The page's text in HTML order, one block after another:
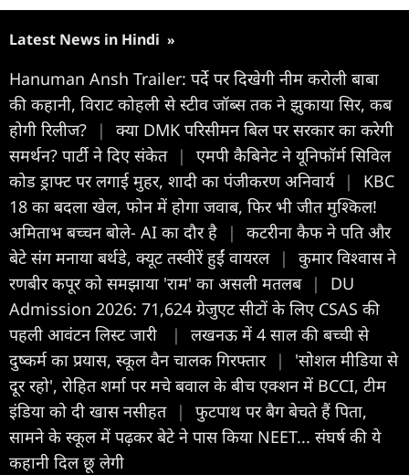
Latest News in Hindi »
Hanuman Ansh Trailer: पर्दे पर दिखेगी नीम करोली बाबा
की कहानी, विराट कोहली से स्टीव जॉब्स तक ने झुकाया सिर, कब
होगी रिलीज?
|
क्या DMK परिसीमन बिल पर सरकार का करेगी
समर्थन? पार्टी ने दिए संकेत |
एमपी कैबिनेट ने यूनिफॉर्म सिविल
कोड ड्राफ्ट पर लगाई मुहर, शादी का पंजीकरण अनिवार्य |
KBC
18 का बदला खेल, फोन में होगा जवाब, फिर भी जीत मुश्किल!
अमिताभ बच्चन बोले- AI का दौर है
|
कटरीना कैफ ने पति और
बेटे संग मनाया बर्थडे, क्यूट तस्वीरें हुईं वायरल |
कुमार विश्वास ने
रणबीर कपूर को समझाया 'राम' का असली मतलब |
DU
Admission 2026: 71,624 ग्रेजुएट सीटों के लिए CSAS की
पहली आवंटन लिस्ट जारी
|
लखनऊ में 4 साल की बच्ची से
दुष्कर्म का प्रयास, स्कूल वैन चालक गिरफ्तार |
'सोशल मीडिया से
दूर रहो', रोहित शर्मा पर मचे बवाल के बीच एक्शन में BCCI, टीम
इंडिया को दी खास नसीहत |
फुटपाथ पर बैग बेचते हैं पिता,
सामने के स्कूल में पढ़कर बेटे ने पास किया NEET... संघर्ष की ये
कहानी दिल छू लेगी